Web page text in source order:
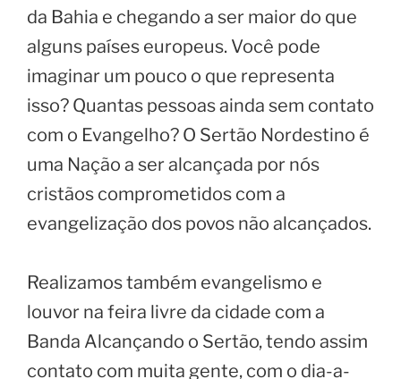
da Bahia e chegando a ser maior do que
alguns países europeus. Você pode
imaginar um pouco o que representa
isso? Quantas pessoas ainda sem contato
com o Evangelho? O Sertão Nordestino é
uma Nação a ser alcançada por nós
cristãos comprometidos com a
evangelização dos povos não alcançados.
Realizamos também evangelismo e
louvor na feira livre da cidade com a
Banda Alcançando o Sertão, tendo assim
contato com muita gente, com o dia-a-